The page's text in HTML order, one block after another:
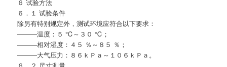
６ 试验方法
６．１ 试验条件
除另有特别规定外，测试环境应符合以下要求：
———温度：５ ℃～３０ ℃；
———相对湿度：４５ ％～８５ ％；
———大气压力：８６ｋＰａ～１０６ｋＰａ。